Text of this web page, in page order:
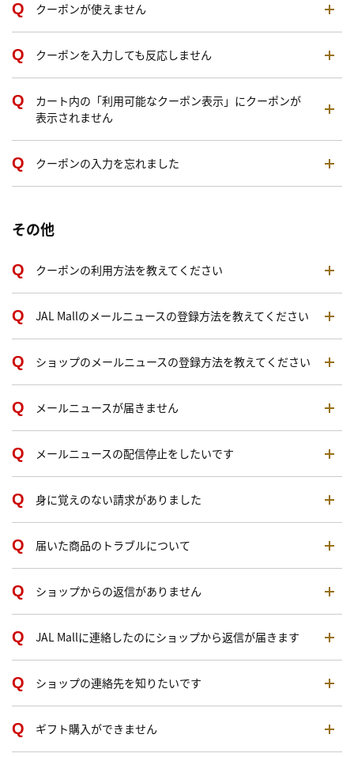
クーポンが使えません
クーポンを入力しても反応しません
カート内の「利用可能なクーポン表示」にクーポンが
表示されません
クーポンの入力を忘れました
その他
クーポンの利用方法を教えてください
JAL Mallのメールニュースの登録方法を教えてください
ショップのメールニュースの登録方法を教えてください
メールニュースが届きません
メールニュースの配信停止をしたいです
身に覚えのない請求がありました
届いた商品のトラブルについて
ショップからの返信がありません
JAL Mallに連絡したのにショップから返信が届きます
ショップの連絡先を知りたいです
ギフト購入ができません